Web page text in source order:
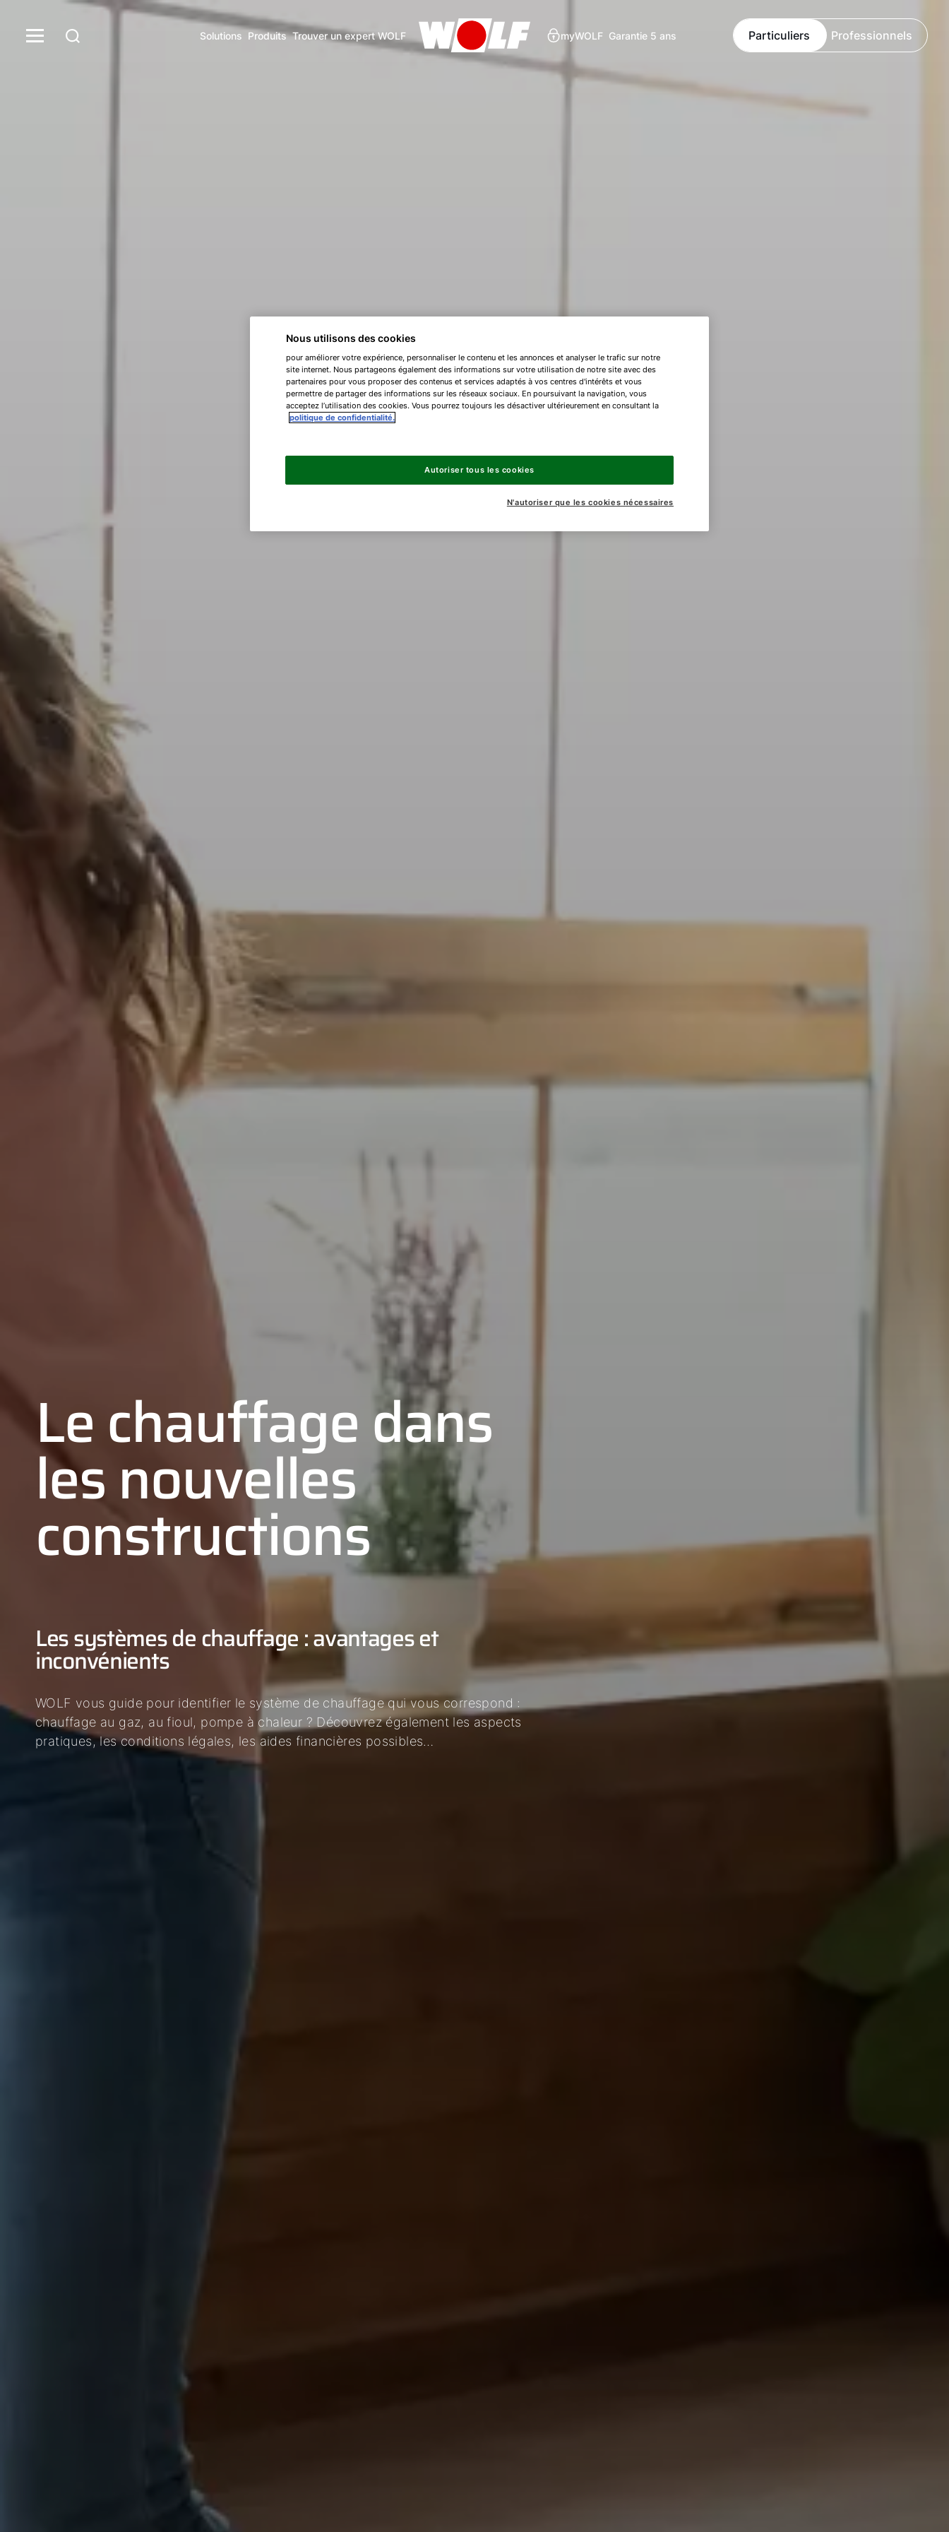
Solutions Produits Trouver un expert WOLF myWOLF Garantie 5 ans Particuliers Professionnels
Le chauffage dans
les nouvelles
constructions
Les systèmes de chauffage : avantages et
inconvénients
WOLF vous guide pour identifier le système de chauffage qui vous correspond :
chauffage au gaz, au fioul, pompe à chaleur ? Découvrez également les aspects
pratiques, les conditions légales, les aides financières possibles…
Nous utilisons des cookies
pour améliorer votre expérience, personnaliser le contenu et les annonces et analyser le trafic sur notre
site internet. Nous partageons également des informations sur votre utilisation de notre site avec des
partenaires pour vous proposer des contenus et services adaptés à vos centres d'intérêts et vous
permettre de partager des informations sur les réseaux sociaux. En poursuivant la navigation, vous
acceptez l’utilisation des cookies. Vous pourrez toujours les désactiver ultérieurement en consultant la
politique de confidentialité.
N'autoriser que les cookies nécessaires
Autoriser tous les cookies